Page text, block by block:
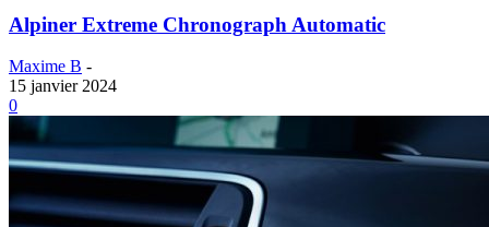
Alpiner Extreme Chronograph Automatic
Maxime B -
15 janvier 2024
0